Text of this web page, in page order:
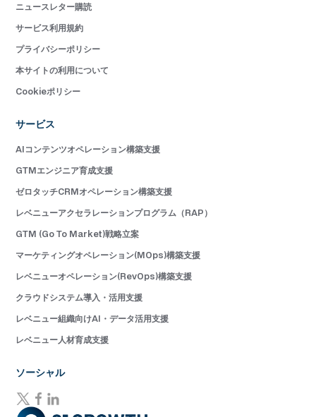
ニュースレター購読
サービス利用規約
プライバシーポリシー
本サイトの利用について
Cookieポリシー
サービス
AIコンテンツオペレーション構築支援
GTMエンジニア育成支援
ゼロタッチCRMオペレーション構築支援
レベニューアクセラレーションプログラム（RAP）
GTM (Go To Market)戦略立案
マーケティングオペレーション(MOps)構築支援
レベニューオペレーション(RevOps)構築支援
クラウドシステム導入・活用支援
レベニュー組織向けAI・データ活用支援
レベニュー人材育成支援
ソーシャル